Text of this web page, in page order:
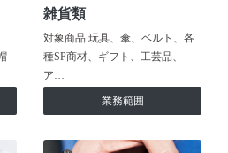
雑貨類
対象商品 玩具、傘、ベルト、各
種SP商材、ギフト、工芸品、
ア…
業務範囲